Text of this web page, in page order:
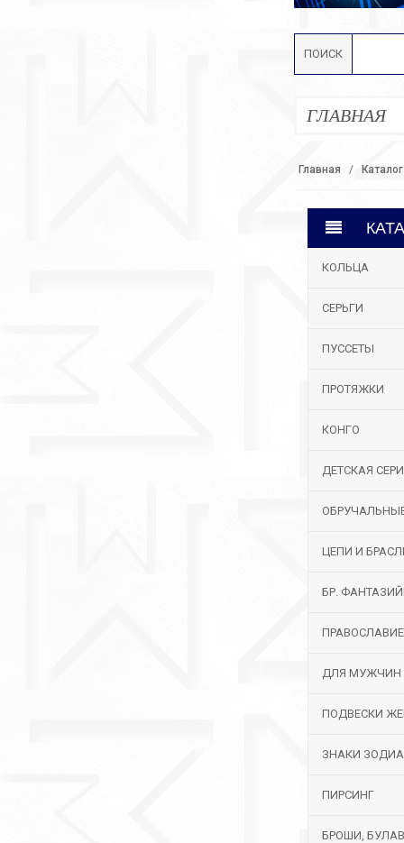
ПОИСК
ГЛАВНАЯ
Главная Каталог
КОЛЬЦА
СЕРЬГИ
ПУССЕТЫ
ПРОТЯЖКИ
КОНГО
ДЕТСКАЯ
ЦЕПИ И
БР.
ПРАВОСЛАВИЕ
ДЛЯ МУЖЧИН
ПОДВЕСКИ
ЗНАКИ
ПИРСИНГ
БРОШИ,